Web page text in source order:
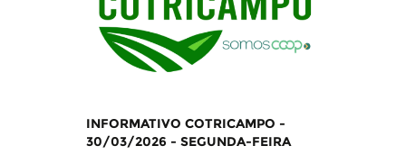
INFORMATIVO COTRICAMPO -
30/03/2026 - SEGUNDA-FEIRA